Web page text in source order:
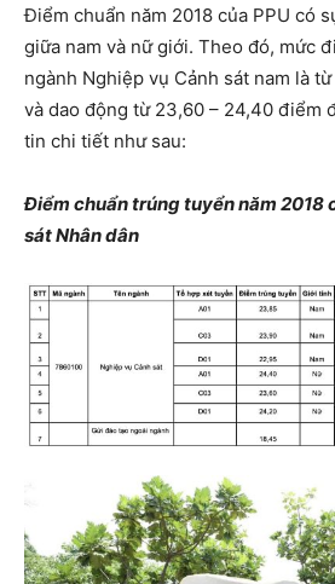
Điểm chuẩn năm 2018 của PPU có
giữa nam và nữ giới. Theo đó, mức
ngành Nghiệp vụ Cảnh sát nam là
và dao động từ 23,60 – 24,40 điểm
tin chi tiết như sau:
Điểm chuẩn trúng tuyển năm 2018
sát Nhân dân